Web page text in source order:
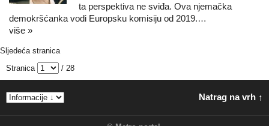
ta perspektiva ne sviđa. Ova njemačka
demokršćanka vodi Europsku komisiju od 2019.…
više »
Sljedeća stranica
Stranica
/ 28
Natrag na vrh ↑